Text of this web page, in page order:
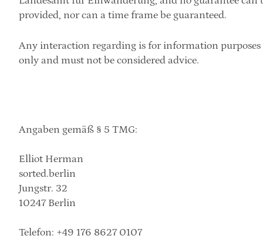
provided, nor can a time frame be guaranteed.
Any interaction regarding is for information purposes
only and must not be considered advice.
Angaben gemäß § 5 TMG:
Elliot Herman
sorted.berlin
Jungstr. 32
​10247 Berlin
Telefon: +49 176 8627 0107